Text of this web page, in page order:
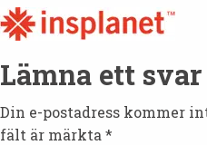
Lämna ett svar
Din e-postadress kommer
fält är märkta *